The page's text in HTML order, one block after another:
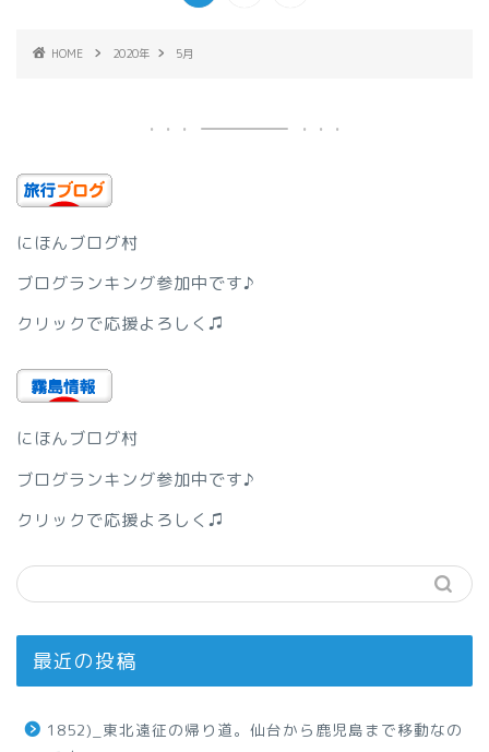
HOME 2020年 5月
にほんブログ村
ブログランキング参加中です♪
クリックで応援よろしく♫
にほんブログ村
ブログランキング参加中です♪
クリックで応援よろしく♫
最近の投稿
1852)_東北遠征の帰り道。仙台から鹿児島まで移動なの